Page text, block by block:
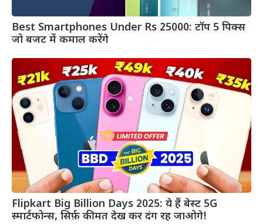
Best Smartphones Under Rs 25000: टॉप 5 पिक्स
जो बजट में कमाल करेंगे
Flipkart Big Billion Days 2025: ये हैं बेस्ट 5G
स्मार्टफोन्स, सिर्फ़ कीमत देख कर दंग रह जाओगे!